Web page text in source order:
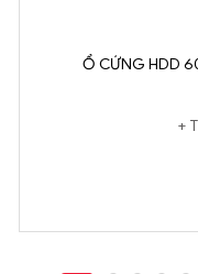
Ổ CỨNG HDD